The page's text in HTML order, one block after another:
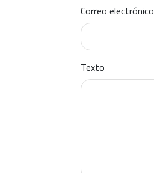
Correo electrónico
Texto